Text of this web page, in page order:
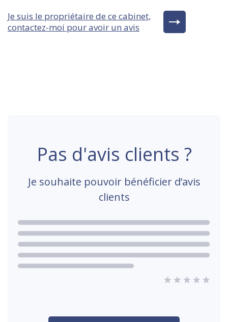
Je suis le propriétaire de ce cabinet,
contactez-moi pour avoir un avis
Pas d'avis clients ?
Je souhaite pouvoir bénéficier d’avis
clients